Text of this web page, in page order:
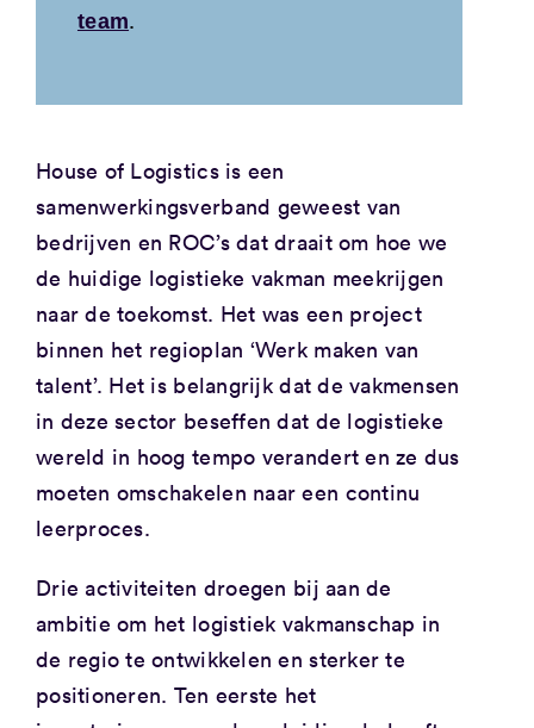
team.
House of Logistics is een
samenwerkingsverband geweest van
bedrijven en ROC’s dat draait om hoe we
de huidige logistieke vakman meekrijgen
naar de toekomst. Het was een project
binnen het regioplan ‘Werk maken van
talent’. Het is belangrijk dat de vakmensen
in deze sector beseffen dat de logistieke
wereld in hoog tempo verandert en ze dus
moeten omschakelen naar een continu
leerproces.
Drie activiteiten droegen bij aan de
ambitie om het logistiek vakmanschap in
de regio te ontwikkelen en sterker te
positioneren. Ten eerste het